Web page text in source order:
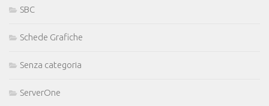
SBC
Schede Grafiche
Senza categoria
ServerOne